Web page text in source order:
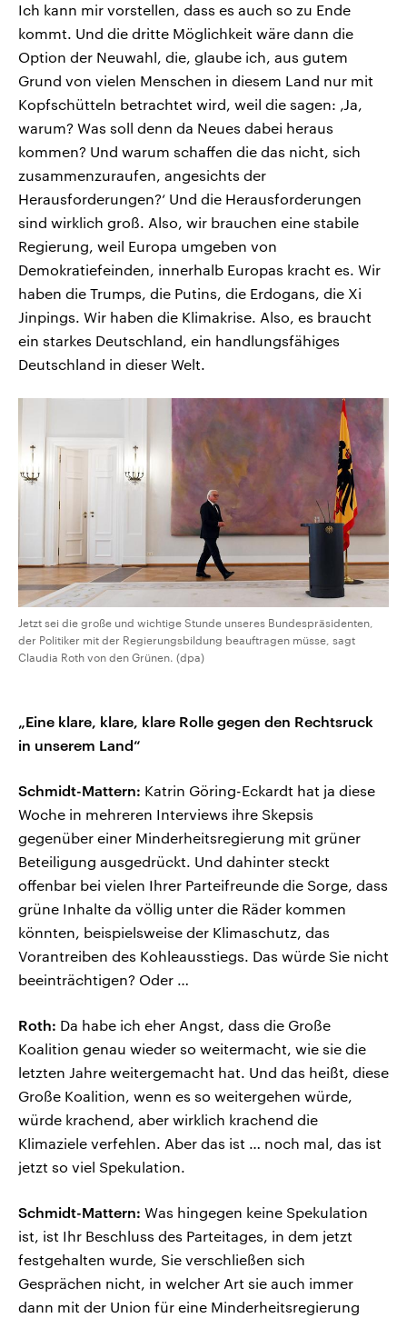
Ich kann mir vorstellen, dass es auch so zu Ende
kommt. Und die dritte Möglichkeit wäre dann die
Option der Neuwahl, die, glaube ich, aus gutem
Grund von vielen Menschen in diesem Land nur mit
Kopfschütteln betrachtet wird, weil die sagen: ‚Ja,
warum? Was soll denn da Neues dabei heraus
kommen? Und warum schaffen die das nicht, sich
zusammenzuraufen, angesichts der
Herausforderungen?‘ Und die Herausforderungen
sind wirklich groß. Also, wir brauchen eine stabile
Regierung, weil Europa umgeben von
Demokratiefeinden, innerhalb Europas kracht es. Wir
haben die Trumps, die Putins, die Erdogans, die Xi
Jinpings. Wir haben die Klimakrise. Also, es braucht
ein starkes Deutschland, ein handlungsfähiges
Deutschland in dieser Welt.
Jetzt sei die große und wichtige Stunde unseres Bundespräsidenten,
der Politiker mit der Regierungsbildung beauftragen müsse, sagt
Claudia Roth von den Grünen. (dpa)
„Eine klare, klare, klare Rolle gegen den Rechtsruck
in unserem Land“
Schmidt-Mattern: Katrin Göring-Eckardt hat ja diese
Woche in mehreren Interviews ihre Skepsis
gegenüber einer Minderheitsregierung mit grüner
Beteiligung ausgedrückt. Und dahinter steckt
offenbar bei vielen Ihrer Parteifreunde die Sorge, dass
grüne Inhalte da völlig unter die Räder kommen
könnten, beispielsweise der Klimaschutz, das
Vorantreiben des Kohleausstiegs. Das würde Sie nicht
beeinträchtigen? Oder …
Roth: Da habe ich eher Angst, dass die Große
Koalition genau wieder so weitermacht, wie sie die
letzten Jahre weitergemacht hat. Und das heißt, diese
Große Koalition, wenn es so weitergehen würde,
würde krachend, aber wirklich krachend die
Klimaziele verfehlen. Aber das ist … noch mal, das ist
jetzt so viel Spekulation.
Schmidt-Mattern: Was hingegen keine Spekulation
ist, ist Ihr Beschluss des Parteitages, in dem jetzt
festgehalten wurde, Sie verschließen sich
Gesprächen nicht, in welcher Art sie auch immer
dann mit der Union für eine Minderheitsregierung